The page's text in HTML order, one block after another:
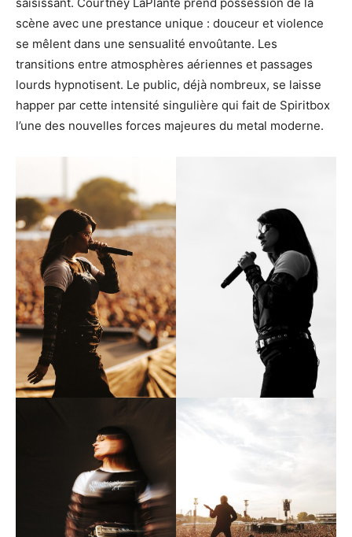
saisissant. Courtney LaPlante prend possession de la
scène avec une prestance unique : douceur et violence
se mêlent dans une sensualité envoûtante. Les
transitions entre atmosphères aériennes et passages
lourds hypnotisent. Le public, déjà nombreux, se laisse
happer par cette intensité singulière qui fait de Spiritbox
l’une des nouvelles forces majeures du metal moderne.